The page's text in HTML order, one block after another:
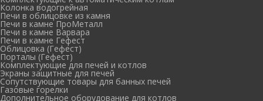
Колонка водогрейная
Печи в облицовке из камня
Печи в камне ПроМеталл
Печи в камне Варвара
Печи в камне Гефест
Облицовка (Гефест)
Порталы (Гефест)
Комплектующие для печей и котлов
Экраны защитные для печей
Сопутствующие товары для банных печей
Газовые горелки
Дополнительное оборудование для котлов